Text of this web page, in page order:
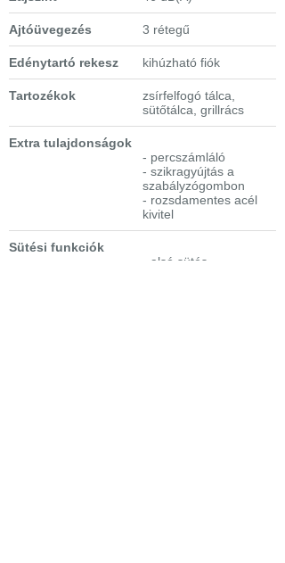
Ajtóüvegezés 3 rétegű
Edénytartó rekesz kihúzható fiók
Tartozékok
zsírfelfogó tálca,
sütőtálca, grillrács
Extra tulajdonságok
- percszámláló
- szikragyújtás a
szabályzógombon
- rozsdamentes acél
kivitel
Sütési funkciók
- alsó sütés